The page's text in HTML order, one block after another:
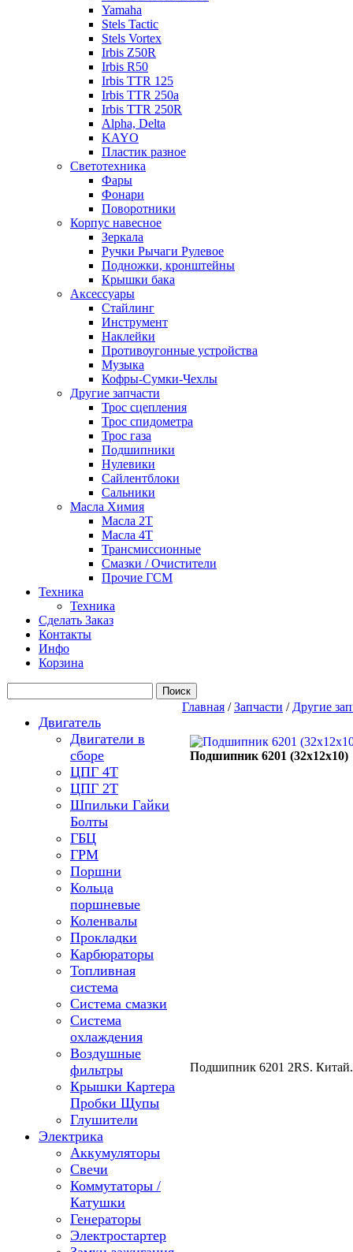
Yamaha
Stels Tactic
Stels Vortex
Irbis Z50R
Irbis R50
Irbis TTR 125
Irbis TTR 250a
Irbis TTR 250R
Alpha, Delta
KAYO
Пластик разное
Светотехника
Фары
Фонари
Поворотники
Корпус навесное
Зеркала
Ручки Рычаги Рулевое
Подножки, кронштейны
Крышки бака
Аксессуары
Стайлинг
Инструмент
Наклейки
Противоугонные устройства
Музыка
Кофры-Сумки-Чехлы
Другие запчасти
Трос сцепления
Трос спидометра
Трос газа
Подшипники
Нулевики
Сайлентблоки
Сальники
Масла Химия
Масла 2Т
Масла 4Т
Трансмиссионные
Смазки / Очистители
Прочие ГСМ
Техника
Техника
Сделать Заказ
Контакты
Инфо
Корзина
Двигатель
Двигатели в
сборе
ЦПГ 4Т
ЦПГ 2Т
Шпильки Гайки
Болты
ГБЦ
ГРМ
Поршни
Кольца
поршневые
Коленвалы
Прокладки
Карбюраторы
Топливная
система
Система смазки
Система
охлаждения
Воздушные
фильтры
Крышки Картера
Пробки Щупы
Глушители
Электрика
Аккумуляторы
Свечи
Коммутаторы /
Катушки
Генераторы
Электростартер
Главная /Запчасти / Другие
Подшипник 6201 (32х12х10)
Подшипник 6201 2RS. Китай.